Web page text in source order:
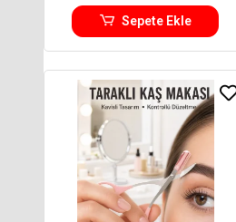
Sepete Ekle